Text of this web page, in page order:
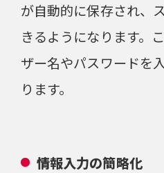
が自動的に保存され、
きるようになります。
ザー名やパスワードを
ります。
情報入力の簡略化